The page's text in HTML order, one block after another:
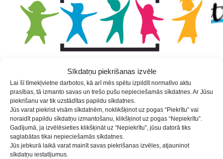
Sīkdatņu piekrišanas izvēle
Lai šī tīmekļvietne darbotos, kā arī mēs spētu izpildīt normatīvo aktu
prasības, tā izmanto savas un trešo pušu nepieciešamās sīkdatnes. Ar Jūsu
piekrišanu var tik uzstādītas papildu sīkdatnes.
Jūs varat piekrist visām sīkdatnēm, noklikšķinot uz pogas “Piekrītu” vai
noraidīt papildu sīkdatņu izmantošanu, klikšķinot uz pogas “Nepiekrītu”.
Gadījumā, ja izvēlēsieties klikšķināt uz “Nepiekrītu”, jūsu datorā tiks
saglabātas tikai nepieciešamās sīkdatnes.
Jūs jebkurā laikā varat mainīt savas piekrišanas izvēles, atjauninot
sīkdatņu iestatījumus.
Skolēnu brīvlaikā Saldus BJC
pulciņi nenotiek
19.12.2018 Aktualitātes